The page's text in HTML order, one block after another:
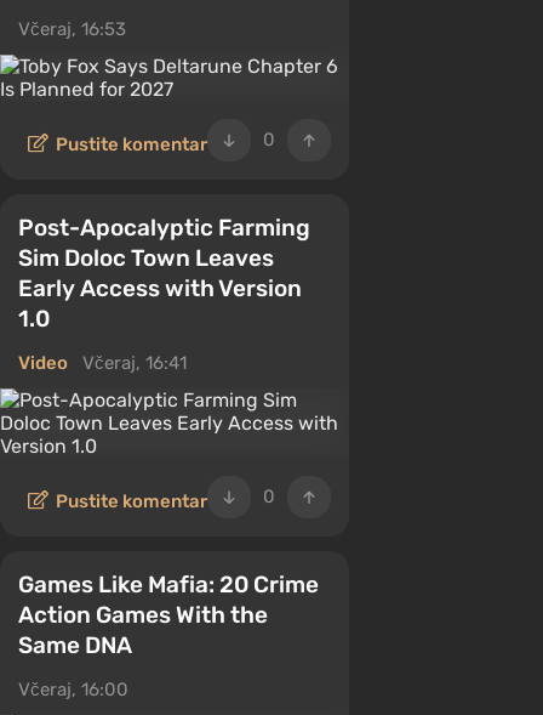
Včeraj, 16:53
0
Pustite komentar
Post-Apocalyptic Farming
Sim Doloc Town Leaves
Early Access with Version
1.0
Video Včeraj, 16:41
0
Pustite komentar
Games Like Mafia: 20 Crime
Action Games With the
Same DNA
Včeraj, 16:00